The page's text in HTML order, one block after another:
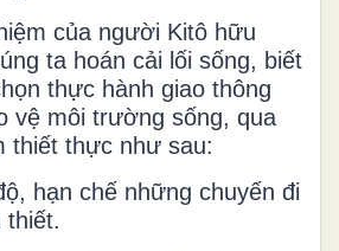
của người Kitô hữu
ta hoán cải lối sống, biết
thực hành giao thông
vệ môi trường sống, qua
thiết thực như sau:
hạn chế những chuyến đi
thiết.